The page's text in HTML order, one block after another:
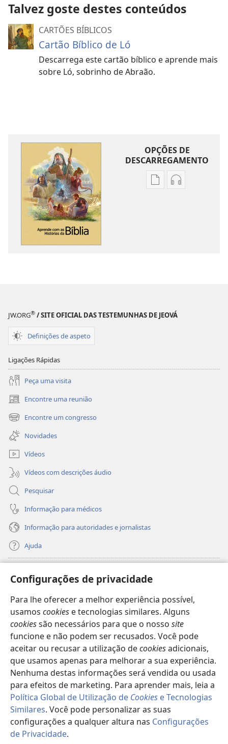
Configurações de privacidade
Para lhe oferecer a melhor experiência possível,
usamos cookies e tecnologias similares. Alguns
cookiessão necessários para que o nosso site
funcione e não podem ser recusados. Você pode
aceitar ou recusar a utilização decookiesadicionais,
que usamos apenas para melhorar a sua experiência.
Nenhuma destas informações será vendida ou usada
para efeitos de marketing. Para aprender mais, leia a
Política Global de Utilização de Cookies e Tecnologias
Similares. Você pode personalizar as suas
configurações a qualquer altura nas Configurações
de Privacidade.
Talvez goste destes conteúdos
CARTÕES BÍBLICOS
Cartão Bíblico de Ló
Descarrega este cartão bíblico e aprende mais
sobre Ló, sobrinho de Abraão.
OPÇÕES DE
DESCARREGAMENTO
Opções
Bíblia
Opções
Bíblia
JW.ORG® / SITE OFICIAL DAS TESTEMUNHAS DE JEOVÁ
Definições de aspeto
Ligações Rápidas
Peça uma visita
Encontre uma reunião
(abre
uma
nova
janela)
Encontre um congresso
(abre
uma
nova
janela)
Novidades
Vídeos
Vídeos com descrições áudio
Pesquisar
Informação para médicos
Informação para autoridades e jornalistas
Ajuda
(abre
uma
nova
janela)
BibliotecaOnline da Torre de Vigia™
(abre
uma
nova
janela)
JW Hub
(abre
uma
nova JW Library
Watchtower Library
Copyright © 2026 Watch Tower Bible and Tract Society of Pennsylvania.
TERMOS DE UTILIZAÇÃO
CONFIGURAÇÕES DE PRIVACIDADE